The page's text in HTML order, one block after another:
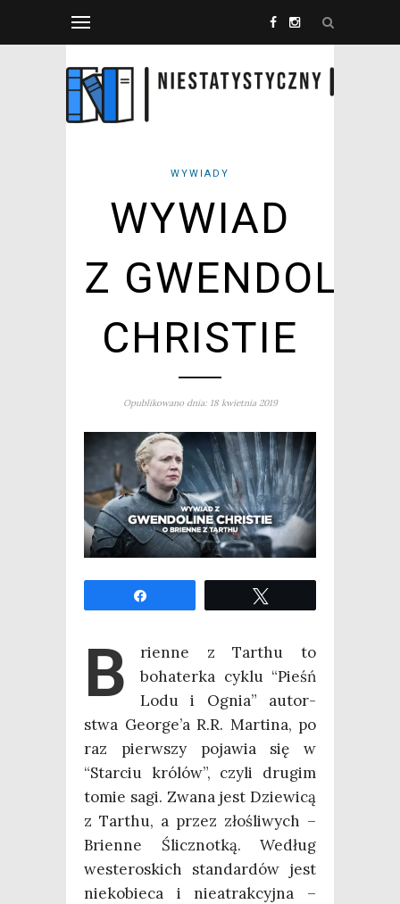
WYWIADY
WYWIAD
Z
CHRISTIE
Opublikowano dnia: 18 kwietnia 2019
B
rien­ne z Tar­thu to
boha­ter­ka cyklu “Pieśń
Lodu i Ognia” autor­
stwa Geo­r­ge­’a R.R. Mar­ti­na, po
raz pierw­szy poja­wia się w
“Star­ciu kró­lów”, czy­li dru­gim
tomie sagi. Zwa­na jest Dzie­wi­cą
z Tar­thu, a przez zło­śli­wych –
Brien­ne Ślicz­not­ką. Według
weste­ro­skich stan­dar­dów jest
nie­ko­bie­ca i nie­atrak­cyj­na –